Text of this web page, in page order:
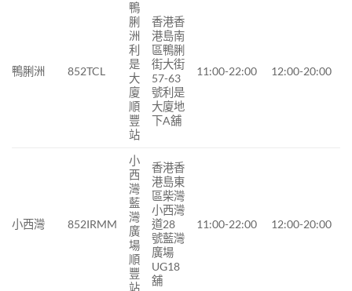
鴨脷洲 852TCL
鴨
脷
洲
利
是
大
廈
順
豐
站
香港香
港島南
區鴨脷
街大街
57-63
號利是
大廈地
下A舖
11:00-22:00 12:00-20:00
小西灣 852IRMM
小
西
灣
藍
灣
廣
場
順
豐
站
香港香
港島東
區柴灣
小西灣
道28
號藍灣
廣場
UG18
舖
11:00-22:00 12:00-20:00